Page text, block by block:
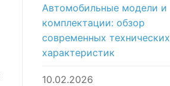
Автомобильные модели и
комплектации: обзор
современных технических
характеристик
10.02.2026